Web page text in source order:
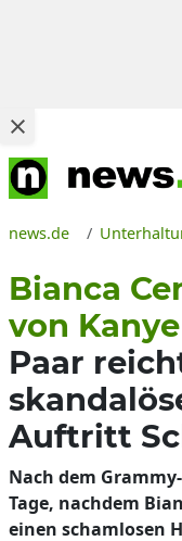
news.de
Bianca
von
Paar
Auftritt
Nach dem
Tage, nachdem
einen schamlosen